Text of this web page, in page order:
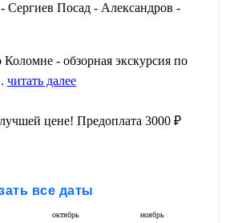
Сергиев Посад - Александров -
- обзорная экскурсия по
читать далее
цене! Предоплата 3000 ₽
все даты
октябрь ноябрь